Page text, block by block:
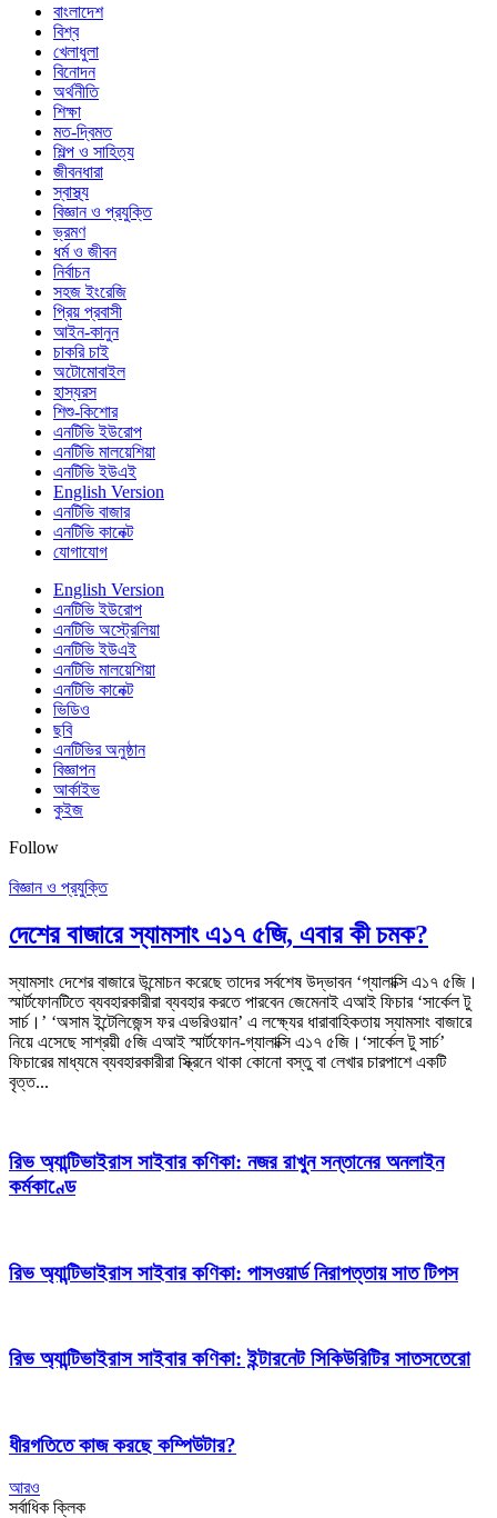
বাংলাদেশ
বিশ্ব
খেলাধুলা
বিনোদন
অর্থনীতি
শিক্ষা
মত-দ্বিমত
শিল্প ও সাহিত্য
জীবনধারা
স্বাস্থ্য
বিজ্ঞান ও প্রযুক্তি
ভ্রমণ
ধর্ম ও জীবন
নির্বাচন
সহজ ইংরেজি
প্রিয় প্রবাসী
আইন-কানুন
চাকরি চাই
অটোমোবাইল
হাস্যরস
শিশু-কিশোর
এনটিভি ইউরোপ
এনটিভি মালয়েশিয়া
এনটিভি ইউএই
English Version
এনটিভি বাজার
এনটিভি কানেক্ট
যোগাযোগ
English Version
এনটিভি ইউরোপ
এনটিভি অস্ট্রেলিয়া
এনটিভি ইউএই
এনটিভি মালয়েশিয়া
এনটিভি কানেক্ট
ভিডিও
ছবি
এনটিভির অনুষ্ঠান
বিজ্ঞাপন
আর্কাইভ
কুইজ
Follow
বিজ্ঞান ও প্রযুক্তি
দেশের বাজারে স্যামসাং এ১৭ ৫জি, এবার কী চমক?
স্যামসাং দেশের বাজারে উন্মোচন করেছে তাদের সর্বশেষ উদ্ভাবন ‘গ্যালাক্সি এ১৭ ৫জি।
স্মার্টফোনটিতে ব্যবহারকারীরা ব্যবহার করতে পারবেন জেমেনাই এআই ফিচার ‘সার্কেল টু
সার্চ।’ ‘অসাম ইন্টেলিজেন্স ফর এভরিওয়ান’ এ লক্ষ্যের ধারাবাহিকতায় স্যামসাং বাজারে
নিয়ে এসেছে সাশ্রয়ী ৫জি এআই স্মার্টফোন-গ্যালাক্সি এ১৭ ৫জি।‘সার্কেল টু সার্চ’
ফিচারের মাধ্যমে ব্যবহারকারীরা স্ক্রিনে থাকা কোনো বস্তু বা লেখার চারপাশে একটি
বৃত্ত...
রিভ অ্যান্টিভাইরাস সাইবার কণিকা: নজর রাখুন সন্তানের অনলাইন
কর্মকাণ্ডে
রিভ অ্যান্টিভাইরাস সাইবার কণিকা: পাসওয়ার্ড নিরাপত্তায় সাত টিপস
রিভ অ্যান্টিভাইরাস সাইবার কণিকা: ইন্টারনেট সিকিউরিটির সাতসতেরো
ধীরগতিতে কাজ করছে কম্পিউটার?
আরও
সর্বাধিক ক্লিক